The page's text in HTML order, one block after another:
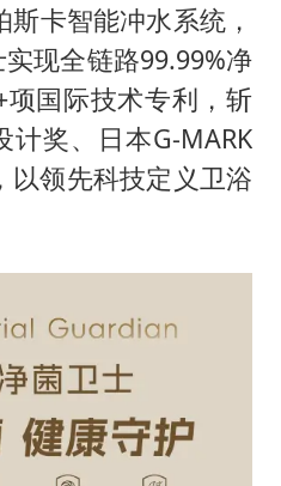
卡智能冲水系统，
现全链路99.99%净
国际技术专利，斩
奖、日本G-MARK
以领先科技定义卫浴